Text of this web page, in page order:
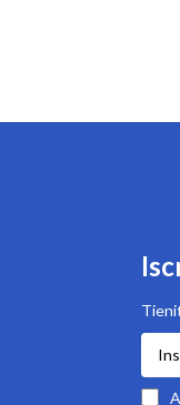
alla
nostra